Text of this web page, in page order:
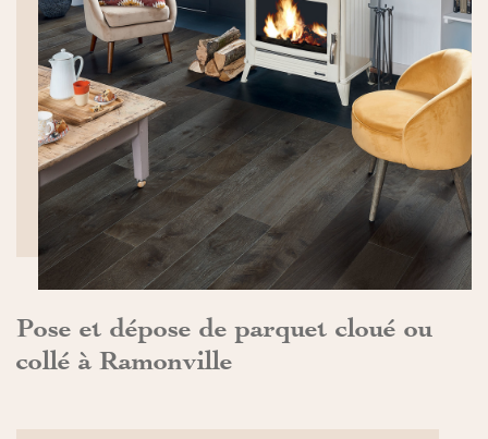
Pose et dépose de parquet cloué ou
collé à Ramonville
DÉCOUVRIR>>